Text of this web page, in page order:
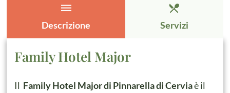
dehaze
Descrizione
restaurant_menu
Servizi
Family Hotel Major
Il Family Hotel Major di Pinnarella di Cerviaè il